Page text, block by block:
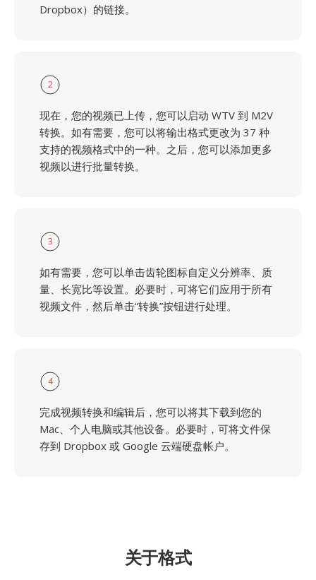
Dropbox）的链接。
2
现在，您的视频已上传，您可以启动 WTV 到 M2V
转换。如有需要，您可以将输出格式更改为 37 种
支持的视频格式中的一种。之后，您可以添加更多
视频以进行批量转换。
3
如有需要，您可以单击齿轮图标自定义分辨率、质
量、长宽比等设置。必要时，可将它们应用于所有
视频文件，然后单击“转换”按钮进行处理。
4
完成视频转换和编辑后，您可以将其下载到您的
Mac、个人电脑或其他设备。必要时，可将文件保
存到 Dropbox 或 Google 云端硬盘帐户。
关于格式